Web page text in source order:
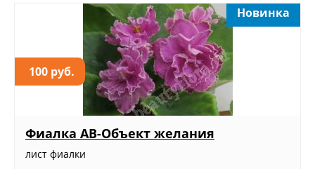
100 руб.
Новинка
Фиалка АВ-Объект желания
лист фиалки